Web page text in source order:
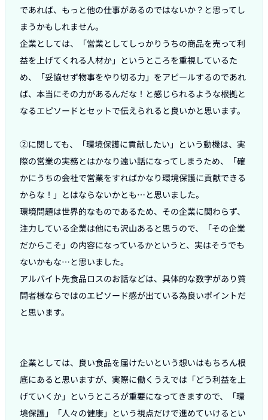
であれば、もっと他の仕事があるのではないか？と思ってし
まうかもしれません。
企業としては、「営業としてしっかりうちの商品を売って利
益を上げてくれる人材か」というところを重視しているた
め、「妥協せず物事をやり切る力」をアピールするのであれ
ば、本当にその力があるんだな！と感じられるような根拠と
なるエピソードとセットで伝えられると良いかと思います。
②に関しても、「環境保護に貢献したい」という動機は、実
際の営業の実務とはかなり遠い話になってしまうため、「確
かにうちの会社で営業をすればかなり環境保護に貢献できる
からな！」とはならないかとも…と思いました。
環境問題は世界的なものであるため、その企業に関わらず、
注力している企業は他にも沢山あると思うので、「その企業
だからこそ」の内容になっているかというと、実はそうでも
ないかもな…と思いました。
アルバイト先食品ロスのお話などは、具体的な数字があり質
問者様ならではのエピソード感が出ている為良いポイントだ
と思います。
企業としては、良い食品を届けたいという想いはもちろん根
底にあると思いますが、実際に働くうえでは「どう利益を上
げていくか」というところが重要になってきますので、「環
境保護」「人々の健康」という視点だけで進めていけるとい